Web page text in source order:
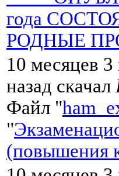
года
РОДНЫЕ
10 месяцев
назад скачал
Файл "
"
(повышения